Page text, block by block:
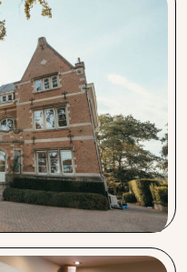
op wat we echt
accountmanager van
klaar om ons te
en makkelijk dat de
een vast
We raden Procent aan